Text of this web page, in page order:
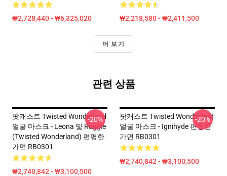
₩2,728,440 - ₩6,325,020 ₩2,218,580 - ₩2,411,500
더 보기
관련 상품
팟캐스트 Twisted Wonderland
얼굴 마스크 - Leona 및 Ruggie
(Twisted Wonderland) 편평한
가면 RB0301
₩2,740,842 - ₩3,100,500
-20%
팟캐스트 Twisted Wonderland
얼굴 마스크 - Ignihyde 편평한
가면 RB0301
₩2,740,842 - ₩3,100,500
-20%